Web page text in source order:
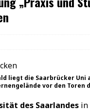
liegt die Saarbrücker Uni
vor den Toren
des Saarlandes in